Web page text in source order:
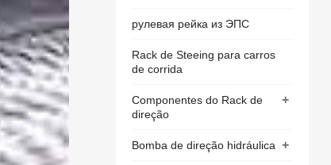
рулевая рейка из ЭПС
Rack de Steeing para carros
de corrida
+
Componentes do Rack de
direção
+
Bomba de direção hidráulica